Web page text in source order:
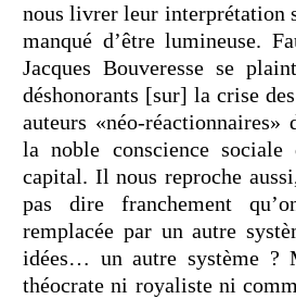
nous livrer leur interprétation
manqué d’être lumineuse.
Jacques Bouveresse se
déshonorants [sur] la crise
auteurs «néo-
la noble conscience
capital. Il nous reproche
pas dire franchement
remplacée par un autre
idées… un autre système ?
théocrate ni royaliste ni